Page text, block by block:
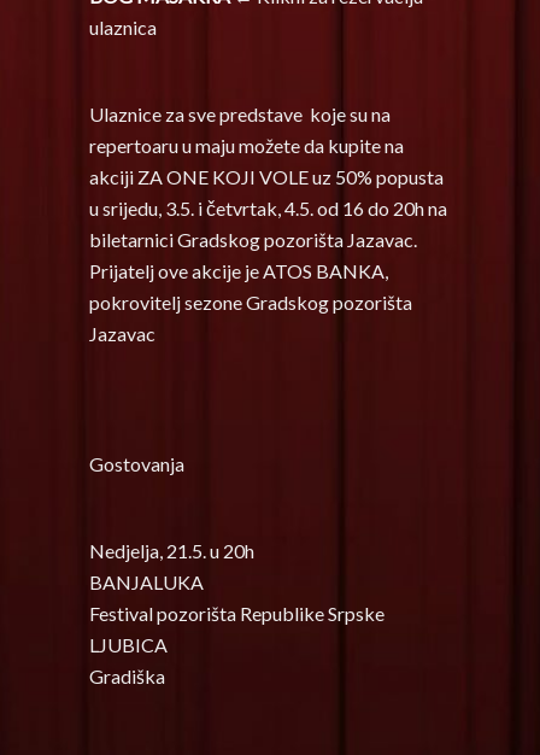
ulaznica
Ulaznice za sve predstave koje su na
repertoaru u maju možete da kupite na
akciji ZA ONE KOJI VOLE uz 50% popusta
u srijedu, 3.5. i četvrtak, 4.5. od 16 do 20h na
biletarnici Gradskog pozorišta Jazavac.
Prijatelj ove akcije je ATOS BANKA,
pokrovitelj sezone Gradskog pozorišta
Jazavac
Gostovanja
Nedjelja, 21.5. u 20h
BANJALUKA
Festival pozorišta Republike Srpske
LJUBICA
Gradiška